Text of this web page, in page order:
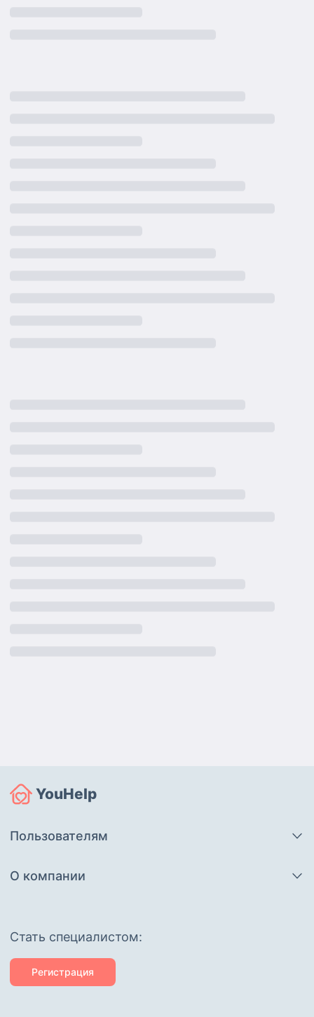
YouHelp
Пользователям
О компании
Cтать специалистом:
Регистрация